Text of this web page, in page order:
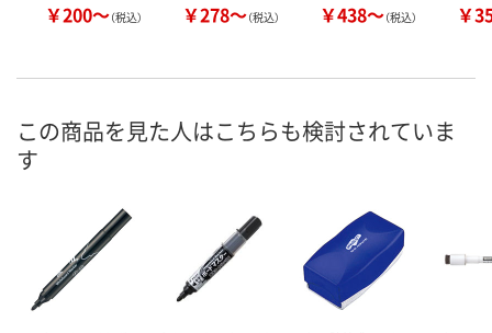
￥200～（税込） ￥278～（税込） ￥438～（税込） ￥
この商品を見た人はこちらも検討されていま
す